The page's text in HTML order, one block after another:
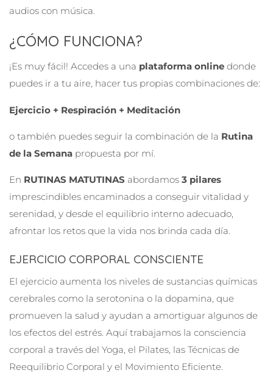
audios con música.
¿CÓMO FUNCIONA?
¡Es muy fácil! Accedes a una plataforma online donde
puedes ir a tu aire, hacer tus propias combinaciones de:
Ejercicio + Respiración + Meditación
o también puedes seguir la combinación de la Rutina
de la Semana propuesta por mí.
En RUTINAS MATUTINAS abordamos 3 pilares
imprescindibles encaminados a conseguir vitalidad y
serenidad, y desde el equilibrio interno adecuado,
afrontar los retos que la vida nos brinda cada día.
EJERCICIO CORPORAL CONSCIENTE
El ejercicio aumenta los niveles de sustancias químicas
cerebrales como la serotonina o la dopamina, que
promueven la salud y ayudan a amortiguar algunos de
los efectos del estrés. Aquí trabajamos la consciencia
corporal a través del Yoga, el Pilates, las Técnicas de
Reequilibrio Corporal y el Movimiento Eficiente.